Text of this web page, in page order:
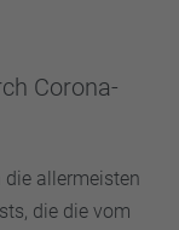
Corona-
die allermeisten
die die vom